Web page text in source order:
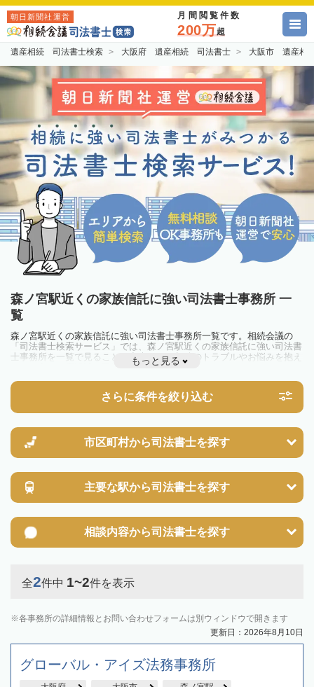
朝日新聞社運営 月間閲覧件数
200万超
遺産相続 司法書士検索 大阪府 遺産相続 司法書士 大阪市 遺産相
森ノ宮駅近くの家族信託に強い司法書士事務所 一
覧
森ノ宮駅近くの家族信託に強い司法書士事務所一覧です。相続会議の
「司法書士検索サービス」では、森ノ宮駅近くの家族信託に強い司法書
士事務所を一覧で見ることが出来ます。相続のトラブルやお悩みを抱え
ている方は一度近隣の司法書士に相談してみましょう。
もっと見る
さらに条件を絞り込む
市区町村から司法書士を探す
主要な駅から司法書士を探す
相談内容から司法書士を探す
全2件中 1~2件を表示
各事務所の詳細情報とお問い合わせフォームは別ウィンドウで開きます
更新日：2026年8月10日
グローバル・アイズ法務事務所